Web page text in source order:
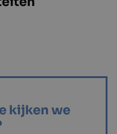
kijken we